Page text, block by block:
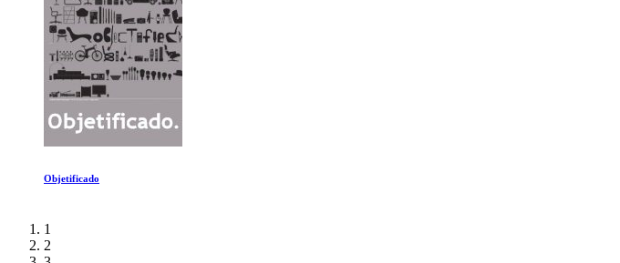
Cazando depredadores sexuales online
1
2